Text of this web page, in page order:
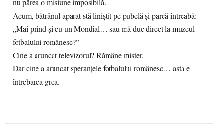
nu părea o misiune imposibilă.
Acum, bătrânul aparat stă liniștit pe pubelă și parcă întreabă:
„Mai prind și eu un Mondial… sau mă duc direct la muzeul
fotbalului românesc?”
Cine a aruncat televizorul? Rămâne mister.
Dar cine a aruncat speranțele fotbalului românesc… asta e
întrebarea grea.